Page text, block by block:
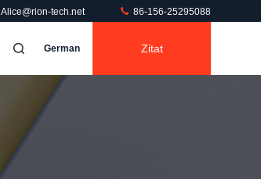
Alice@rion-tech.net 86-156-25295088
German Zitat